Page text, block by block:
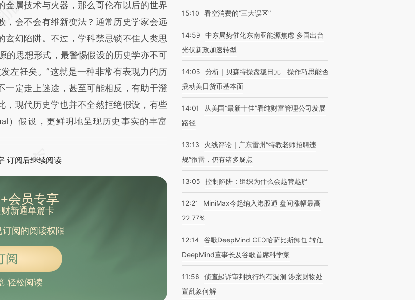
表财新观点和立场。推荐点击链接阅读原
金属技术与火器，那么哥伦布以后的世界
，会不会有维新变法？通常历史学家会远
幻陷阱。不过，学科禁忌锁不住人类思
思想形式，最警惕假设的历史学亦不可
左衽矣。”这就是一种非常有表现力的历
一定走上迷途，甚至可能相反，有助于澄
，现代历史学也并不全然拒绝假设，有些
）假设，更鲜明地呈现历史事实的丰富
订阅后继续阅读
会员专享
新通单篇卡
阅的阅读权限
阅
轻松阅读
15:10 看空消费的“三大误区”
14:59
中东局势催化东南亚能源焦虑 多国出台
光伏新政加速转型
14:05
分析｜贝森特操盘稳日元，操作巧思能否
撬动美日货币基本面
14:01
从美国“最新十佳”看纯财富管理公司发展
路径
13:13
火线评论｜广东雷州“特教老师招聘违
规”很雷，仍有诸多疑点
13:05 控制陷阱：组织为什么会越管越胖
12:21
MiniMax今起纳入港股通 盘间涨幅最高
22.77%
12:14 谷歌DeepMind CEO哈萨比斯卸任 转任
DeepMind董事长及谷歌首席科学家
11:56
侦查起诉审判执行均有漏洞 涉案财物处
置乱象何解